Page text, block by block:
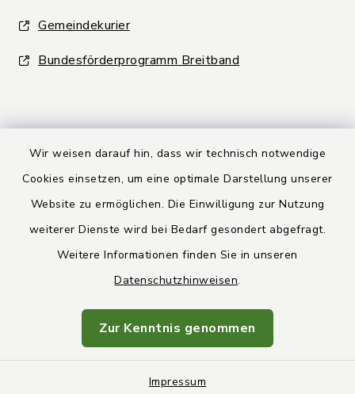
Wir weisen darauf hin, dass wir technisch notwendige
Cookies einsetzen, um eine optimale Darstellung unserer
Website zu ermöglichen. Die Einwilligung zur Nutzung
weiterer Dienste wird bei Bedarf gesondert abgefragt.
Weitere Informationen finden Sie in unseren
Datenschutzhinweisen.
Zur Kenntnis genommen
Impressum
Gemeindekurier
Bundesförderprogramm Breitband
Kontakt
Datenschutz
Impressum
Sitemap